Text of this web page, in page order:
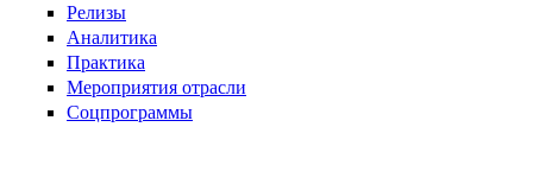
Релизы
Аналитика
Практика
Мероприятия отрасли
Соцпрограммы